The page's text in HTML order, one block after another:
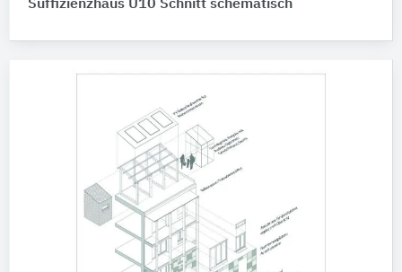
Suffizienzhaus U10 Schnitt schematisch